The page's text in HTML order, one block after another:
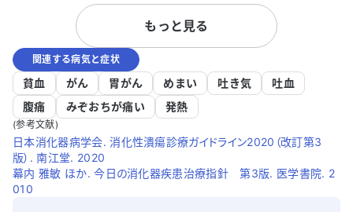
再度、胃カメラ検査を受けたところ、萎縮
性胃炎と診断されました。また、尿素呼気
法による検査をピロリ菌検査受けた結果、
陽性反応でした。 その後、ピロリ菌の除
菌治療を受け、一応成功したとされていま
す。しかし、最近受けた胃カメラ検査で
は、萎縮性胃炎と十二指腸潰瘍の再発が確
認されました。一年間胃薬を服用しても改
善が見られず、不安を感じて処方を拒否し
たところ、医師からは「治らないので薬は
続けるように」と言われ、別の薬を処方さ
もっと見る
関連する病気と症状
貧血 がん 胃がん めまい 吐き気
吐血
腹痛
みぞおちが痛い 発熱
(参考文献)
日本消化器病学会. 消化性潰瘍診療ガイドライン2020（改訂第3
版）. 南江堂. 2020
幕内 雅敏 ほか. 今日の消化器疾患治療指針 第3版. 医学書院. 2
010